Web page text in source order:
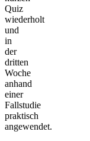
Quiz
wiederholt
und
in
der
dritten
Woche
anhand
einer
Fallstudie
praktisch
angewendet.